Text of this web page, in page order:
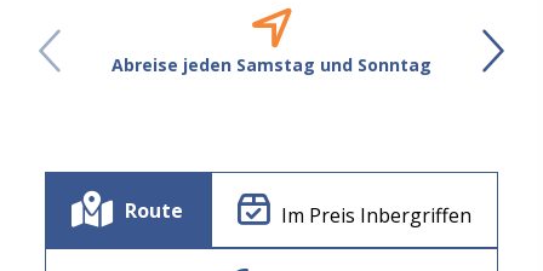
Abreise jeden Samstag und Sonntag
Route Im Preis Inbergriffen